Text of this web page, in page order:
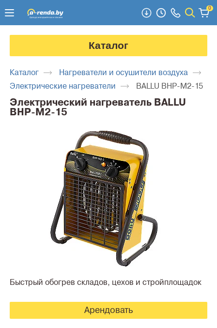
0
Каталог
Каталог
Нагреватели и осушители воздуха
Электрические нагреватели
BALLU BHP-M2-15
Электрический нагреватель BALLU
BHP-M2-15
Быстрый обогрев складов, цехов и стройплощадок
Арендовать